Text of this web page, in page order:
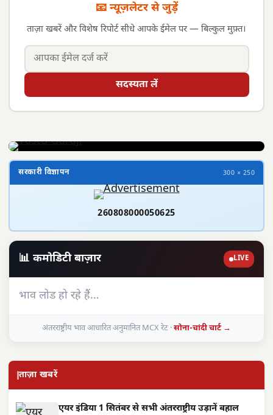
📧 न्यूज़लेटर से जुड़ें
ताज़ा खबरें और विशेष रिपोर्ट सीधे आपके ईमेल पर — बिल्कुल मुफ़्त।
सदस्यता लें
सरकारी विज्ञापन 300 × 250
260808000050625
📊 कमोडिटी बाज़ार LIVE
भाव लोड हो रहे हैं…
अंतरराष्ट्रीय भाव आधारित अनुमानित MCX रेट ·सोना-चांदी चार्ट →
ताज़ा खबरें
एयर इंडिया 1 सितंबर से सभी अंतरराष्ट्रीय उड़ानें बहाल